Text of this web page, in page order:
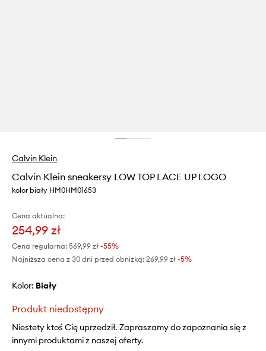
Calvin Klein
Calvin Klein sneakersy LOW TOP LACE UP LOGO
kolor biały HM0HM01653
Cena aktualna:
254,99 zł
Cena regularna: 569,99 zł -55%
Najniższa cena z 30 dni przed obniżką: 269,99 zł -5%
Kolor: biały
Produkt niedostępny
Niestety ktoś Cię uprzedził. Zapraszamy do zapoznania się z
innymi produktami z naszej oferty.